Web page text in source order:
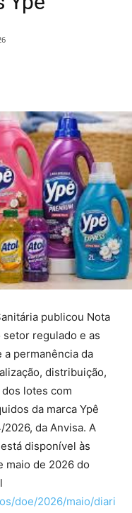
publicou Nota
regulado e as
a permanência da
distribuição,
lotes com
da marca Ypê
2026, da Anvisa. A
disponível às
maio de 2026 do
doe/2026/maio/diari